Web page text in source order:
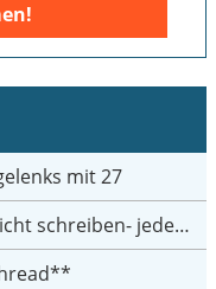
mit 27
jeder einen Satz